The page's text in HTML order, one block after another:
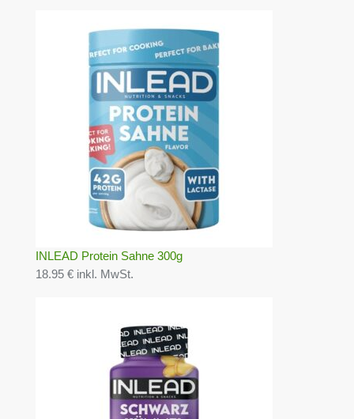
INLEAD Protein Sahne 300g
18.95 € inkl. MwSt.